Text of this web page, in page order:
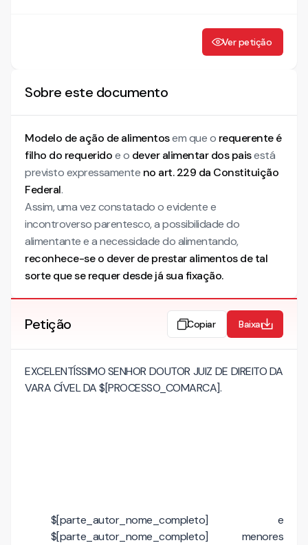
Ver petição
Sobre este documento
Modelo de ação de alimentosem que o requerente é
filho do requeridoe o dever alimentar dos paisestá
previsto expressamente no art. 229 da Constituição
Federal.
Assim, uma vez constatado o evidente e
incontroverso parentesco, a possibilidade do
alimentante e a necessidade do alimentando,
reconhece-se o dever de prestar alimentos de tal
sorte que se requer desde já sua fixação.
Petição Copiar Baixar
EXCELENTÍSSIMO SENHOR DOUTOR JUIZ DE DIREITO DA
VARA CÍVEL DA $[PROCESSO_COMARCA].
$[parte_autor_nome_completo] e
$[parte_autor_nome_completo] menores